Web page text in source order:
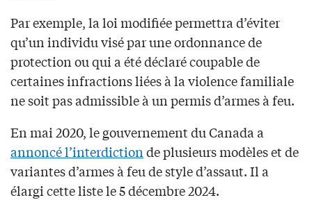
Par exemple, la loi modifiée permettra d’éviter
qu’un individu visé par une ordonnance de
protection ou qui a été déclaré coupable de
certaines infractions liées à la violence familiale
ne soit pas admissible à un permis d’armes à feu.
En mai 2020, le gouvernement du Canada a
annoncé l’interdictionde plusieurs modèles et de
variantes d’armes à feu de style d’assaut. Il a
élargi cette liste le 5 décembre 2024.